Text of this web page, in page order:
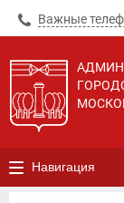
Важные
Навигация